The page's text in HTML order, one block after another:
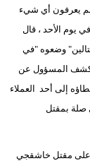
يعرفون أي شيء
يوم الأحد ، قال
وضعوه "في
المسؤول عن
إلى أحد العملاء
السعودية 18 رجلاً ذوي صلة بمقتل
على مقتل خاشقجي